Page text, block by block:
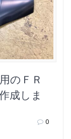
のＦＲ
成しま
0